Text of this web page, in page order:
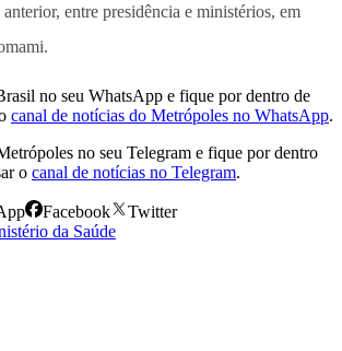
entre presidência e ministérios, em
no seu WhatsApp e fique por dentro de
canal de notícias do Metrópoles no WhatsApp.
no seu Telegram e fique por dentro
o canal de notícias no Telegram.
Facebook
Twitter
da Saúde